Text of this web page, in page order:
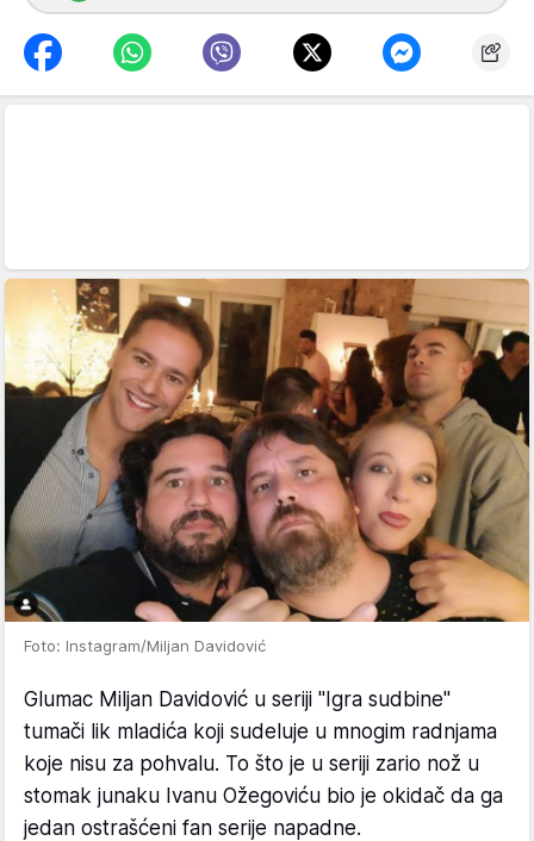
Foto: Instagram/Miljan Davidović
Glumac Miljan Davidović u seriji "Igra sudbine"
tumači lik mladića koji sudeluje u mnogim radnjama
koje nisu za pohvalu. To što je u seriji zario nož u
stomak junaku Ivanu Ožegoviću bio je okidač da ga
jedan ostrašćeni fan serije napadne.